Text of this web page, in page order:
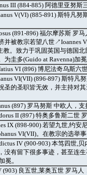
III (884-885) 阿德里亚努斯
V(VI) (885-891) 斯特凡努
(891-896) 福尔摩苏斯 罗
并被教宗若望八世↗Ioannes
教。致力于巩固英国与德国
为圭多(Guido at Ravenna)加
VI (896) 博尼法奇乌斯六
VI(VII) (896-897) 斯特凡
圣的圣职皆无效，并主持对
(897) 罗马努斯 中欧人，
II (897) 特奥多鲁斯二世
IX (898-900) 若望九世,约安
VI(VII)。在教宗的选举
IV (900-903) 本笃四世,贝
没有留下很多事迹，甚至连
冕。
良五世,莱奥五世 罗马人